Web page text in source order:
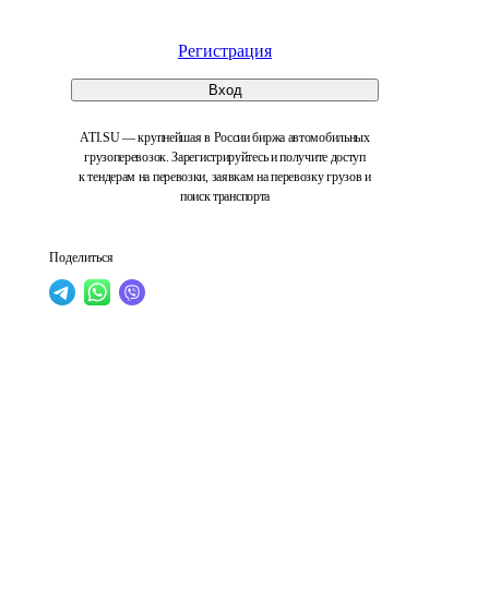
Регистрация
Вход
ATI.SU — крупнейшая в России биржа автомобильных
грузоперевозок. Зарегистрируйтесь и получите доступ
к тендерам на перевозки, заявкам на перевозку грузов и
поиск транспорта
Поделиться